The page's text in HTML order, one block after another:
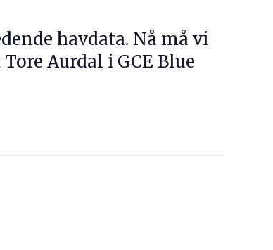
havdata. Nå må vi
Aurdal i GCE Blue